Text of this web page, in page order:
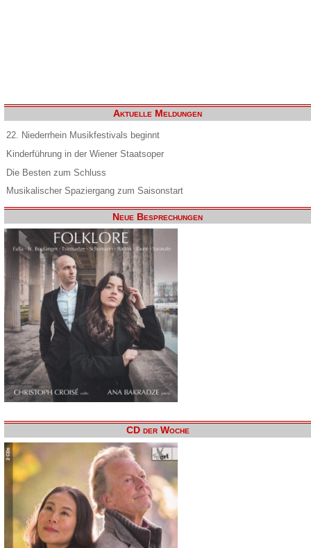
Aktuelle Meldungen
22. Niederrhein Musikfestivals beginnt
Kinderführung in der Wiener Staatsoper
Die Besten zum Schluss
Musikalischer Spaziergang zum Saisonstart
Neue Besprechungen
CD der Woche